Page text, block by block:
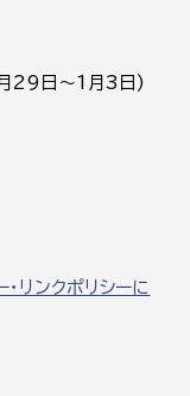
月29日～1月3日)
リンクポリシーに